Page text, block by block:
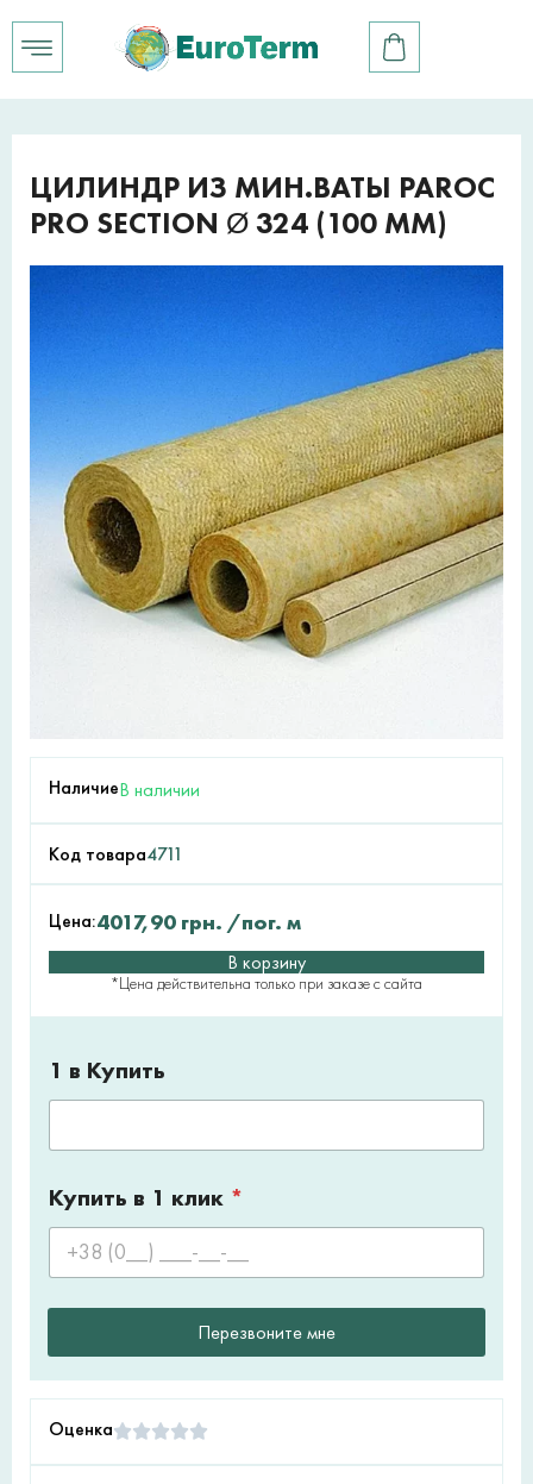
ЦИЛИНДР ИЗ МИН.ВАТЫ PAROC
PRO SECTION Ø 324 (100 ММ)
НаличиеВ наличии
Код товара4711
Цена:4017,90 грн. /пог. м
В корзину
*Цена действительна только при заказе с сайта
1 в Купить
Купить в 1 клик *
Перезвоните мне
Оценка